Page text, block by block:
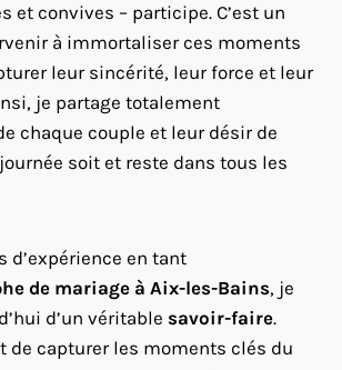
et convives – participe. C’est un
à immortaliser ces moments
leur sincérité, leur force et leur
je partage totalement
chaque couple et leur désir de
soit et reste dans tous les
d’expérience en tant
de mariage à Aix-les-Bains, je
d’un véritable savoir-faire.
de capturer les moments clés du